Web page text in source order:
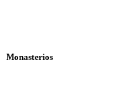
Monasterios